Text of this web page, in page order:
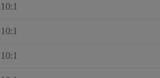
10:1
10:1
10:1